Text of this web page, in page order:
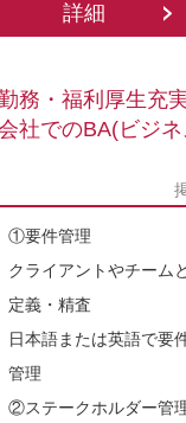
詳細
務・福利厚生充
社でのBA(ビジ
①要件管理
クライアントやチーム
定義・精査
日本語または英語で要
管理
②ステークホルダー管